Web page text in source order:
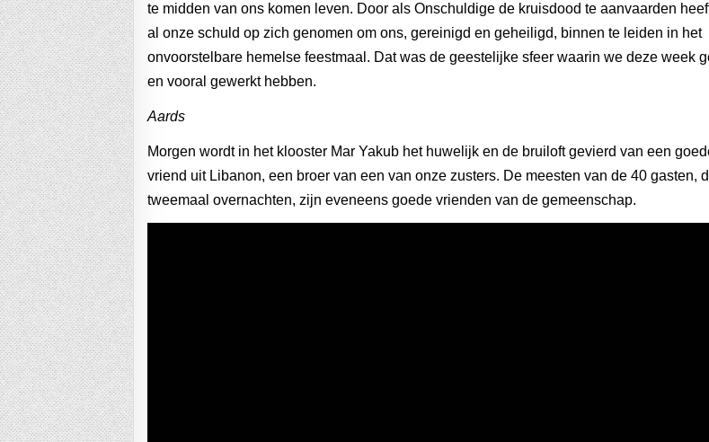
te midden van ons komen leven. Door als Onschuldige de kruisdood te aanvaarden
al onze schuld op zich genomen om ons, gereinigd en geheiligd, binnen te leiden in het
onvoorstelbare hemelse feestmaal. Dat was de geestelijke sfeer waarin we deze week
en vooral gewerkt hebben.
Aards
Morgen wordt in het klooster Mar Yakub het huwelijk en de bruiloft gevierd van een
vriend uit Libanon, een broer van een van onze zusters. De meesten van de 40 gasten,
tweemaal overnachten, zijn eveneens goede vrienden van de gemeenschap.